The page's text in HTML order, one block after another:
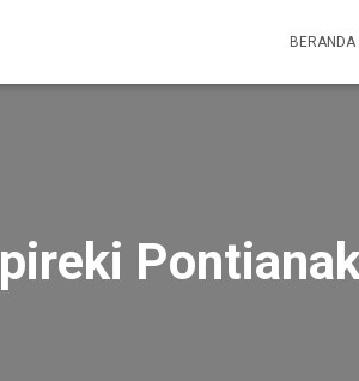
BERANDA
pireki